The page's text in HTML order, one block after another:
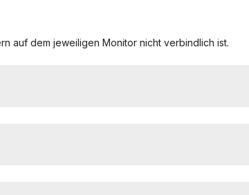
auf dem jeweiligen Monitor nicht verbindlich ist.